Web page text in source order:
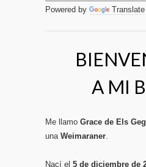
Powered by Translate
A MI
Me llamo Grace de Els
una Weimaraner.
Nací el 5 de diciembre de